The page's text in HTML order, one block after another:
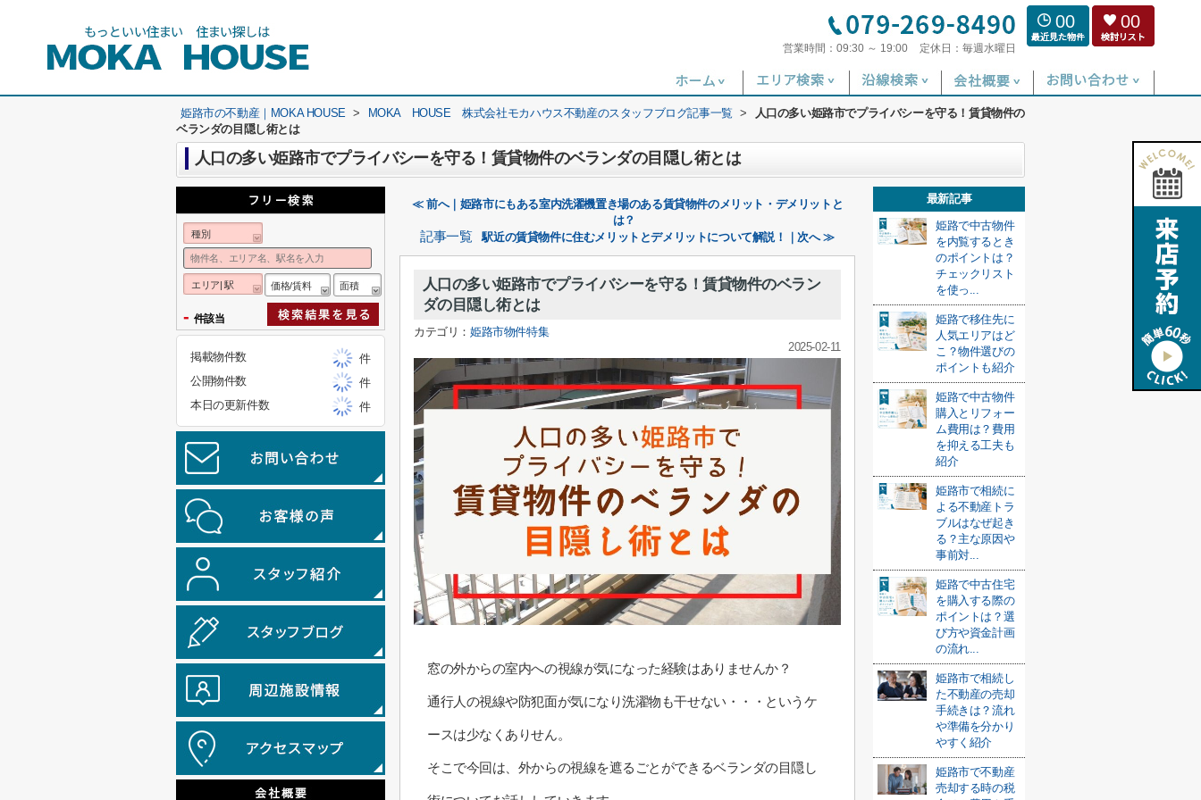
営業時間： 09:30 ～ 19:00 定休日： 毎週水曜日
00 00
姫路市の不動産｜MOKA HOUSE > MOKA HOUSE 株式会社モカハウス不動産のスタッフブログ記事一覧 >
人口の多い姫路市でプライバシーを守る！賃貸物件の
ベランダの目隠し術とは
人口の多い姫路市でプライバシーを守る！賃貸物件のベランダの目隠し術とは
≪ 前へ｜姫路市にもある室内洗濯機置き場のある賃貸物件のメリット・デメリットと
は？
記事一覧 駅近の賃貸物件に住むメリットとデメリットについて解説！｜次へ ≫
人口の多い姫路市でプライバシーを守る！賃貸物件のベラン
ダの目隠し術とは
カテゴリ：姫路市物件特集
2025-02-11
窓の外からの室内への視線が気になった経験はありませんか？
通行人の視線や防犯面が気になり洗濯物も干せない・・・というケ
ースは少なくありせん。
そこで今回は、外からの視線を遮るごとができるベランダの目隠し
最新記事
姫路で中古物件
を内覧するとき
のポイントは？
チェックリスト
を使っ...
姫路で移住先に
人気エリアはど
こ？物件選びの
ポイントも紹介
姫路で中古物件
購入とリフォー
ム費用は？費用
を抑える工夫も
紹介
姫路市で相続に
よる不動産トラ
ブルはなぜ起き
る？主な原因や
事前対...
姫路で中古住宅
を購入する際の
ポイントは？選
び方や資金計画
の流れ...
姫路市で相続し
た不動産の売却
手続きは？流れ
や準備を分かり
やすく紹介
姫路市で不動産
売却する時の税
種別
エリア| 駅 価格/賃料 面積
- 件該当
掲載物件数
件
公開物件数
件
本日の更新件数
件